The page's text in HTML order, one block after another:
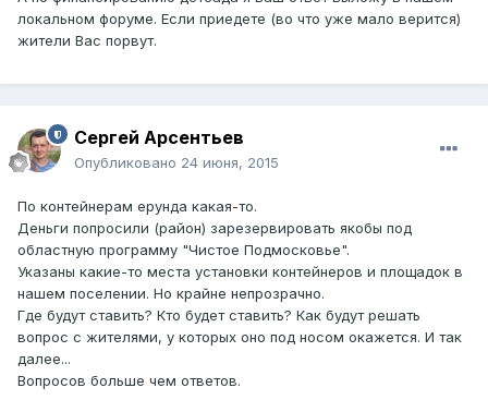
локальном форуме. Если приедете (во что уже мало верится)
жители Вас порвут.
Сергей Арсентьев
Опубликовано 24 июня, 2015
По контейнерам ерунда какая-то.
Деньги попросили (район) зарезервировать якобы под
областную программу "Чистое Подмосковье".
Указаны какие-то места установки контейнеров и площадок в
нашем поселении. Но крайне непрозрачно.
Где будут ставить? Кто будет ставить? Как будут решать
вопрос с жителями, у которых оно под носом окажется. И так
далее...
Вопросов больше чем ответов.